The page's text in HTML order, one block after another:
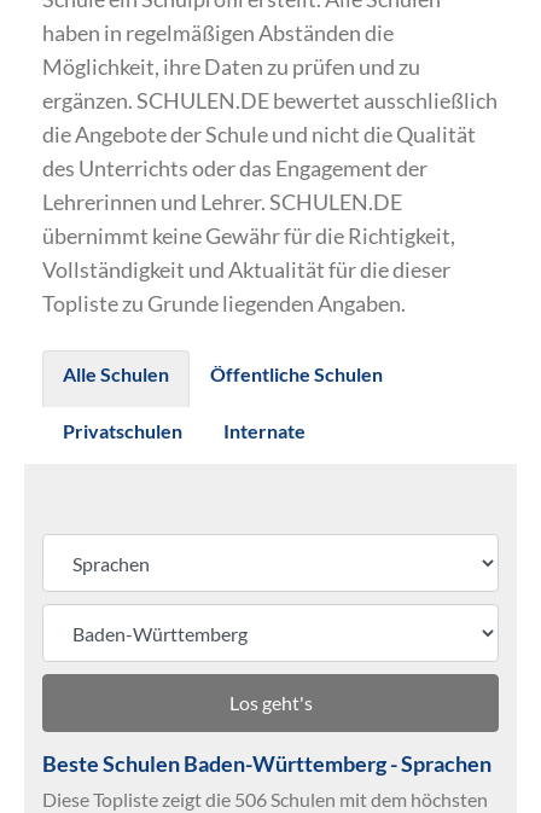
haben in regelmäßigen Abständen die
Möglichkeit, ihre Daten zu prüfen und zu
ergänzen. SCHULEN.DE bewertet ausschließlich
die Angebote der Schule und nicht die Qualität
des Unterrichts oder das Engagement der
Lehrerinnen und Lehrer. SCHULEN.DE
übernimmt keine Gewähr für die Richtigkeit,
Vollständigkeit und Aktualität für die dieser
Topliste zu Grunde liegenden Angaben.
Alle Schulen Öffentliche Schulen
Privatschulen Internate
Los geht's
Beste Schulen Baden-Württemberg - Sprachen
Diese Topliste zeigt die 506 Schulen mit dem höchsten